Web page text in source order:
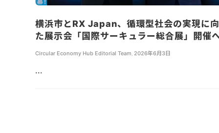
横浜市とRX Japan、循環型社会の実現に
た展示会「国際サーキュラー総合展」開催
Circular Economy Hub Editorial Team 2026年6月3日
...